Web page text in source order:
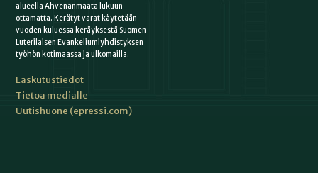
alueella Ahvenanmaata lukuun
ottamatta. Kerätyt varat käytetään
vuoden kuluessa keräyksestä Suomen
Luterilaisen Evankeliumiyhdistyksen
työhön kotimaassa ja ulkomailla.
Laskutustiedot
Tietoa medialle
Uutishuone (epressi.com)